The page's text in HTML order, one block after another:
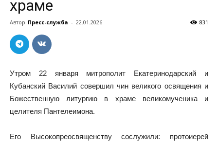
храме
Автор Пресс-служба - 22.01.2026 831
Утром 22 января митрополит Екатеринодарский и
Кубанский Василий совершил чин великого освящения и
Божественную литургию в храме великомученика и
целителя Пантелеимона.
Его Высокопреосвященству сослужили: протоиерей